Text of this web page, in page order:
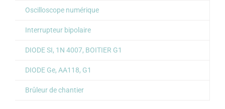
Oscilloscope numérique
Interrupteur bipolaire
DIODE SI, 1N 4007, BOITIER G1
DIODE Ge, AA118, G1
Brûleur de chantier